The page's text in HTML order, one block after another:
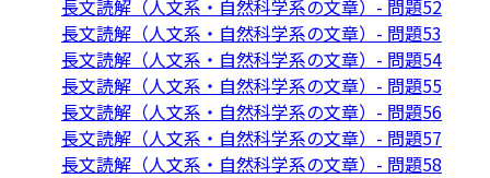
長文読解（人文系・自然科学系の文章）- 問題52
長文読解（人文系・自然科学系の文章）- 問題53
長文読解（人文系・自然科学系の文章）- 問題54
長文読解（人文系・自然科学系の文章）- 問題55
長文読解（人文系・自然科学系の文章）- 問題56
長文読解（人文系・自然科学系の文章）- 問題57
長文読解（人文系・自然科学系の文章）- 問題58